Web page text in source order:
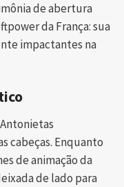
de abertura
da França: sua
impactantes na
cabeças. Enquanto
de animação da
de lado para